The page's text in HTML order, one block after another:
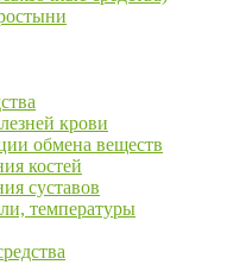
крови
обмена веществ
костей
суставов
температуры